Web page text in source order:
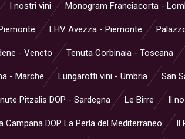
I nostri vini Monogram Franciacorta -
LHV Avezza - Piemonte
- Veneto Tenuta Corbinaia - Toscana
- Marche Lungarotti vini - Umbria San
Pitzalis DOP - Sardegna Le Birre Il
Campana DOP La Perla del Mediterraneo Il